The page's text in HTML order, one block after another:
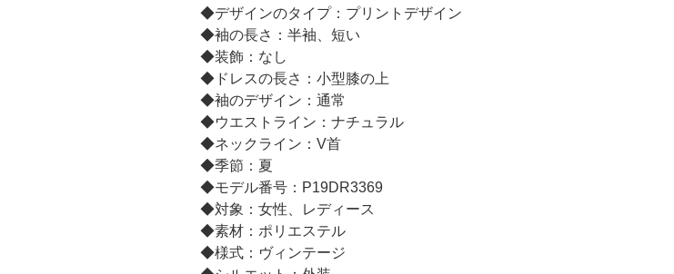
◆デザインのタイプ：プリントデザイン
◆袖の長さ：半袖、短い
◆装飾：なし
◆ドレスの長さ：小型膝の上
◆袖のデザイン：通常
◆ウエストライン：ナチュラル
◆ネックライン：V首
◆季節：夏
◆モデル番号：P19DR3369
◆対象：女性、レディース
◆素材：ポリエステル
◆様式：ヴィンテージ